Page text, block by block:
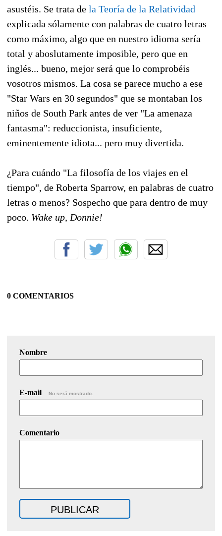
asustéis. Se trata de la Teoría de la Relatividad
explicada sólamente con palabras de cuatro letras
como máximo, algo que en nuestro idioma sería
total y aboslutamente imposible, pero que en
inglés... bueno, mejor será que lo comprobéis
vosotros mismos. La cosa se parece mucho a ese
"Star Wars en 30 segundos" que se montaban los
niños de South Park antes de ver "La amenaza
fantasma": reduccionista, insuficiente,
eminentemente idiota... pero muy divertida.
¿Para cuándo "La filosofía de los viajes en el
tiempo", de Roberta Sparrow, en palabras de cuatro
letras o menos? Sospecho que para dentro de muy
poco. Wake up, Donnie!
0 COMENTARIOS
Nombre
E-mail No será mostrado.
Comentario